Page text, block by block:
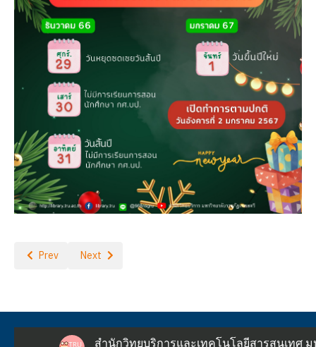
Previous article: อยากได้ให้เลย เดือนมกราคม 2567
Prev Next article: สำนักวิทยบริการฯ ขอแจ้งปิดบริการ ในวันที่
Next